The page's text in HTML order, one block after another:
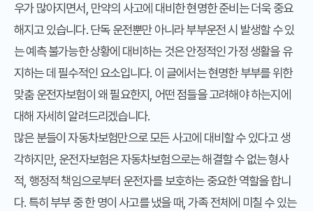
우가 많아지면서, 만약의 사고에 대비한 현명한 준비는 더욱 중요
해지고 있습니다. 단독 운전뿐만 아니라 부부운전 시 발생할 수 있
는 예측 불가능한 상황에 대비하는 것은 안정적인 가정 생활을 유
지하는 데 필수적인 요소입니다. 이 글에서는 현명한 부부를 위한
맞춤 운전자보험이 왜 필요한지, 어떤 점들을 고려해야 하는지에
대해 자세히 알려드리겠습니다.
많은 분들이 자동차보험만으로 모든 사고에 대비할 수 있다고 생
각하지만, 운전자보험은 자동차보험으로는 해결할 수 없는 형사
적, 행정적 책임으로부터 운전자를 보호하는 중요한 역할을 합니
다. 특히 부부 중 한 명이 사고를 냈을 때, 가족 전체에 미칠 수 있는